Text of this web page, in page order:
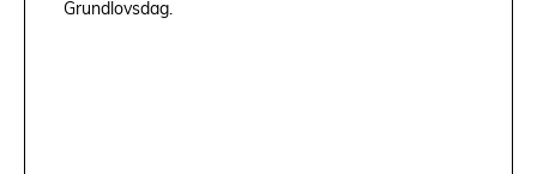
Grundlovsdag.